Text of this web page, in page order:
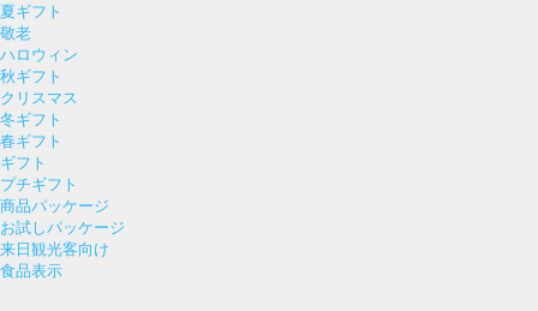
夏ギフト
敬老
ハロウィン
秋ギフト
クリスマス
冬ギフト
春ギフト
ギフト
プチギフト
商品パッケージ
お試しパッケージ
来日観光客向け
食品表示